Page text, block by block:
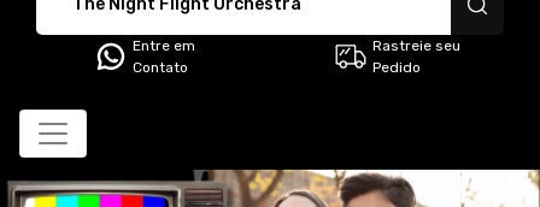
Entre em
Contato
Rastreie seu
Pedido